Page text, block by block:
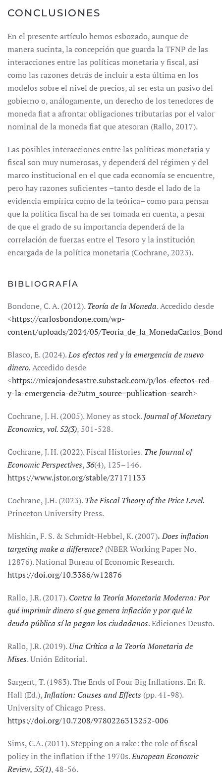
CONCLUSIONES
En el presente artículo hemos esbozado, aunque de
manera sucinta, la concepción que guarda la TFNP de las
interacciones entre las políticas monetaria y fiscal, así
como las razones detrás de incluir a esta última en los
modelos sobre el nivel de precios, al ser esta un pasivo del
gobierno o, análogamente, un derecho de los tenedores de
moneda fiat a afrontar obligaciones tributarias por el valor
nominal de la moneda fiat que atesoran (Rallo, 2017).
Las posibles interacciones entre las políticas monetaria y
fiscal son muy numerosas, y dependerá del régimen y del
marco institucional en el que cada economía se encuentre,
pero hay razones suficientes –tanto desde el lado de la
evidencia empírica como de la teórica– como para pensar
que la política fiscal ha de ser tomada en cuenta, a pesar
de que el grado de su importancia dependerá de la
correlación de fuerzas entre el Tesoro y la institución
encargada de la política monetaria (Cochrane, 2023).
BIBLIOGRAFÍA
Bondone, C. A. (2012).Teoría de la Moneda. Accedido desde
<https://carlosbondone.com/wp-
content/uploads/2024/05/
Blasco, E. (2024).Los efectos red y la emergencia de nuevo
dinero.Accedido desde
<https://micajondesastre.substack.com/p/los-efectos-red-
y-la-emergencia-de?utm_source=publication-search>
Cochrane, J. H. (2005). Money as stock.Journal of Monetary
Economics, vol. 52(3), 501-528.
Cochrane, J. H. (2022). Fiscal Histories.The Journal of
Economic Perspectives,36(4), 125–146.
https://www.jstor.org/stable/27171133
Cochrane, J.H. (2023).The Fiscal Theory of the Price Level.
Princeton University Press.
Mishkin, F. S. & Schmidt-Hebbel, K. (2007). Does inflation
targeting make a difference? (NBER Working Paper No.
12876). National Bureau of Economic Research.
https://doi.org/10.3386/w12876
Rallo, J.R. (2017).Contra la Teoría Monetaria Moderna: Por
qué imprimir dinero sí que genera inflación y por qué la
deuda pública sí la pagan los ciudadanos. Ediciones Deusto.
Rallo, J.R. (2019).Una Crítica a la Teoría Monetaria de
Mises. Unión Editorial.
Sargent, T. (1983). The Ends of Four Big Inflations. En R.
Hall (Ed.),Inflation: Causes and Effects (pp. 41-98).
University of Chicago Press.
https://doi.org/10.7208/9780226313252-006
Sims, C.A. (2011). Stepping on a rake: the role of fiscal
policy in the inflation if the 1970s.European Economic
Review, 55(1), 48-56.